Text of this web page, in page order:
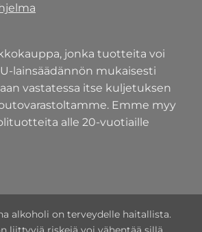
jonka tuotteita voi
lainsäädännön mukaisesti
vastatessa itse kuljetuksen
Emme myy
alle 20-vuotiaille
alkoholi on terveydelle haitallista.